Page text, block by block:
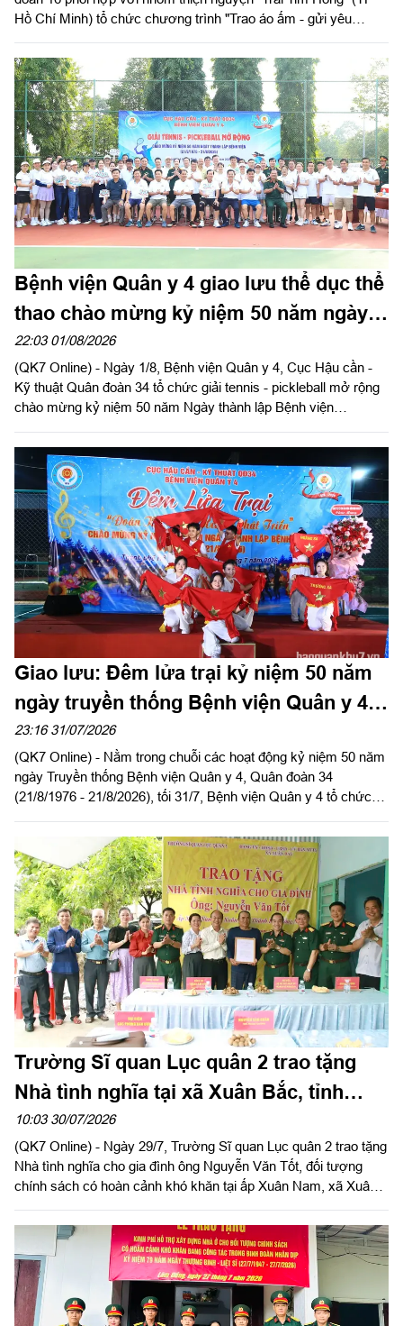
Hồ Chí Minh) tổ chức chương trình "Trao áo ấm - gửi yêu
các gia đình có hoàn cảnh khó khăn trên địa bàn hai xã Tuy
Đức và Quảng Trực, tỉnh Lâm Đồng.
Bệnh viện Quân y 4 giao lưu thể dục thể
thao chào mừng kỷ niệm 50 năm ngày
thành lập
22:03 01/08/2026
(QK7 Online) - Ngày 1/8, Bệnh viện Quân y 4, Cục Hậu cần -
Kỹ thuật Quân đoàn 34 tổ chức giải tennis - pickleball mở rộng
chào mừng kỷ niệm 50 năm Ngày thành lập Bệnh viện
lệnh, Tham mưu trưởng Quân đoàn 34 dự và giao lưu tại giải.
Giao lưu: Đêm lửa trại kỷ niệm 50 năm
ngày truyền thống Bệnh viện Quân y 4,
Quân đoàn 34
23:16 31/07/2026
(QK7 Online) - Nằm trong chuỗi các hoạt động kỷ niệm 50 năm
ngày Truyền thống Bệnh viện Quân y 4, Quân đoàn 34
(21/8/1976 - 21/8/2026), tối 31/7, Bệnh viện Quân y 4 tổ chức
Cống hiến - Phát triển”.
Trường Sĩ quan Lục quân 2 trao tặng
Nhà tình nghĩa tại xã Xuân Bắc, tỉnh
Đồng Nai
10:03 30/07/2026
(QK7 Online) - Ngày 29/7, Trường Sĩ quan Lục quân 2 trao tặng
Nhà tình nghĩa cho gia đình ông Nguyễn Văn Tốt, đối tượng
chính sách có hoàn cảnh khó khăn tại ấp Xuân Nam, xã Xuân
“Đền ơn đáp nghĩa”, tri ân người có công với cách mạng nhân
kỷ niệm 79 năm Ngày Thương binh - Liệt sĩ (27/7/1947 -
27/7/2026), hướng tới kỷ niệm 65 năm Ngày truyền thống
Trường Sĩ quan Lục quân 2 (27/8/1961 - 27/8/2026).